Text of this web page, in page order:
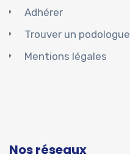
Adhérer
Trouver un podologue
Mentions légales
Nos réseaux